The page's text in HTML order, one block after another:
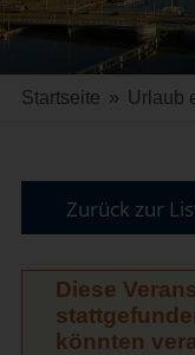
Startseite » Urlaub
Zurück zur
Diese
könnten